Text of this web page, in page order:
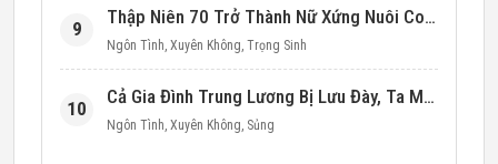
9
Thập Niên 70 Trở Thành Nữ Xứng Nuôi Con Làm Giàu
Ngôn Tình, Xuyên Không, Trọng Sinh
10
Cả Gia Đình Trung Lương Bị Lưu Đày, Ta Mang Không Gian Cứu Cả Nhà
Ngôn Tình, Xuyên Không, Sủng